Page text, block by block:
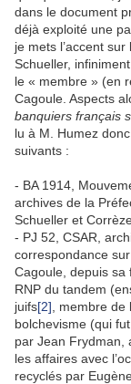
dans le document
déjà exploité une
je mets l’accent
Schueller,
le « membre » (en
Cagoule. Aspects
banquiers français
lu à M. Humez
suivants :
‑ BA 1914,
archives de la
Schueller et
‑ PJ 52, CSAR,
correspondance
Cagoule, depuis sa
RNP du tandem
juifs[2] , membre
bolchevisme (qui
par Jean Frydman,
les affaires avec
recyclés par